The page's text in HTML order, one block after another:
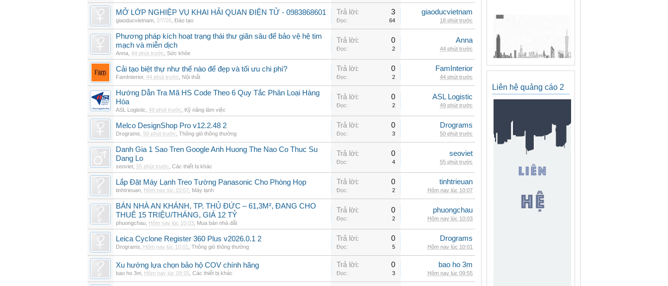
MỞ LỚP NGHIỆP VỤ KHAI HẢI QUAN ĐIỆN TỬ - 0983868601
giaoducvietnam 2/7/26 Đào tạo
Trả lời: 3
Đọc: 64
giaoducvietnam
18 phút trước
Phương pháp kích hoạt trạng thái thư giãn sâu để bảo vệ hệ tim
mạch và miễn dịch
Anna 44 phút trước Sức khỏe
Trả lời: 0
Đọc: 2
Anna
44 phút trước
Cải tạo biệt thự như thế nào để đẹp và tối ưu chi phí?
FamInterior, 44 phút trước Nội thất
Trả lời: 0
Đọc: 2
FamInterior
44 phút trước
Hướng Dẫn Tra Mã HS Code Theo 6 Quy Tắc Phân Loại Hàng
Hóa
ASL Logistic 49 phút trước Kỹ năng làm việc
Trả lời: 0
Đọc: 2
ASL Logistic
49 phút trước
Melco DesignShop Pro v12.2.48 2
Drograms 50 phút trước Thông gió thông thường
Trả lời: 0
Đọc: 3
Drograms
50 phút trước
Danh Gia 1 Sao Tren Google Anh Huong The Nao Co Thuc Su
Dang Lo
seoviet 55 phút trước Các thiết bị khác
Trả lời: 0
Đọc: 4
seoviet
55 phút trước
Lắp Đặt Máy Lạnh Treo Tường Panasonic Cho Phòng Họp
tinhtrieuan Hôm nay lúc 10:07 Máy lạnh
Trả lời: 0
Đọc: 2
tinhtrieuan
Hôm nay lúc 10:07
BÁN NHÀ AN KHÁNH, TP. THỦ ĐỨC – 61,3M², ĐANG CHO
THUÊ 15 TRIỆU/THÁNG, GIÁ 12 TỶ
phuongchau Hôm nay lúc 10:03 Mua bán nhà đất
Trả lời: 0
Đọc: 2
phuongchau
Hôm nay lúc 10:03
Leica Cyclone Register 360 Plus v2026.0.1 2
Drograms Hôm nay lúc 10:01 Thông gió thông thường
Trả lời: 0
Đọc: 5
Drograms
Hôm nay lúc 10:01
Xu hướng lựa chọn bảo hộ COV chính hãng
bao ho 3m Hôm nay lúc 09:55 Các thiết bị khác
Trả lời: 0
Đọc: 3
bao ho 3m
Hôm nay lúc 09:55
Liên hệ quảng cáo 2